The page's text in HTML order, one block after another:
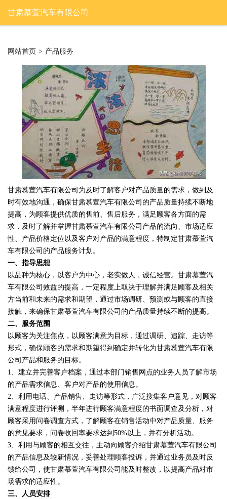
甘肃慕萱汽车有限公司
网站首页 > 产品服务
甘肃慕萱汽车有限公司为及时了解客户对产品质量的需求，做到及
时有效地沟通，确保甘肃慕萱汽车有限公司的产品质量持续不断地
提高，为顾客提供优质的售前、售后服务，满足顾客各方面的需
求，及时了解并掌握甘肃慕萱汽车有限公司产品的流向、市场适应
性、产品价格定位以及客户对产品的满意程度，特制定甘肃慕萱汽
车有限公司的产品服务计划。
一、指导思想
以品种为核心，以客户为中心，老实做人，诚信经营。甘肃慕萱汽
车有限公司效益的提高，一定程度上取决于理解并满足顾客及相关
方当前和未来的需求和期望，通过市场调研、预测或与顾客的直接
接触，来确保甘肃慕萱汽车有限公司的产品质量持续不断的提高。
二、服务范围
以顾客为关注焦点，以顾客满意为目标，通过调研、追踪、走访等
形式，确保顾客的需求和期望得到确定并转化为甘肃慕萱汽车有限
公司产品和服务的目标。
1、建立并完善客户档案，通过本部门销售网点的业务人员了解市场
的产品需求信息、客户对产品的使用信息。
2、利用电话、产品销售、走访等形式，广泛搜集客户意见，对顾客
满意程度进行评测，半年进行顾客满意程度的书面调查及分析，对
顾客采用问卷调查方式，了解顾客在销售活动中对产品质量、服务
的意见要求，问卷收回率要求达到50%以上，并有分析活动。
3、利用与顾客的相互交往，主动向顾客介绍甘肃慕萱汽车有限公司
的产品信息及较新情况，妥善处理顾客投诉，并通过业务员及时反
馈给公司，使甘肃慕萱汽车有限公司能及时整改，以提高产品对市
场需求的适应性。
三、人员安排